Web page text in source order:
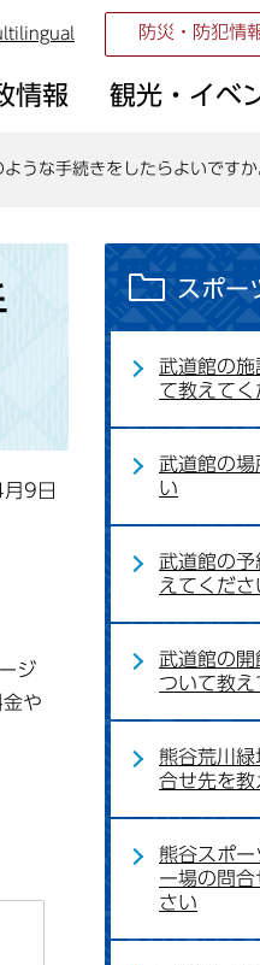
防災・防犯情
情報 観光・イベ
うな手続きをしたらよいですか
9日
ジ
や
スポー
武道館の施
て教えてく
武道館の場
い
武道館の
えてくださ
武道館の開
ついて教
熊谷荒川緑
合せ先を教
熊谷スポ
ー場の問
さい